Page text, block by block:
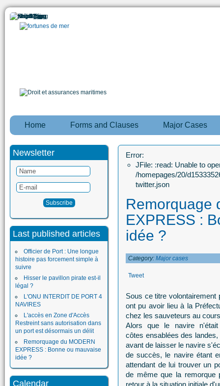
Home Forms and Clauses Major Cases
Newsletter
Last published articles
Officier de Port : Une longue
histoire pas forcement simple à
suivre
Hisser le pavillon pirate est-il
légal ?
L'ONU INTERDIT DE PORT 4
NAVIRES
L'accès en Zone d'Accès
Restreint sans autorisation dans
un port est désormais un délit
Remorquage du MODERN
EXPRESS : Bonne ou mauvaise
idée ?
Calendar
Error:
JFile: :read: Unable to
/homepages/20/
twitter.json
Remorquage
EXPRESS :
idée ?
Category: Major cases
Tweet
Sous ce titre
ont pu avoir lieu à la
chez les sauveteurs au
Alors que le navire
côtes ensablées des
avant de laisser le navire
de succès, le navire étant
attendant de lui trouver un
de même que la remorque
retour à la situation initiale